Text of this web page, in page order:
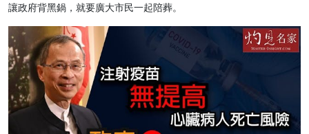
讓政府背黑鍋，就要廣大市民一起陪葬。